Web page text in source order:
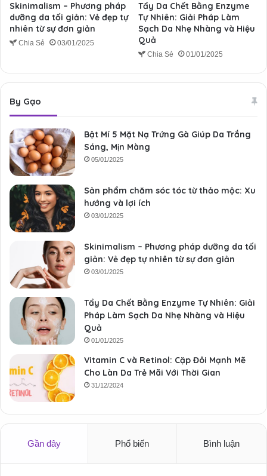
Skinimalism – Phương pháp
dưỡng da tối giản: Vẻ đẹp tự
nhiên từ sự đơn giản
Chia Sẻ 03/01/2025
Tẩy Da Chết Bằng Enzyme
Tự Nhiên: Giải Pháp Làm
Sạch Da Nhẹ Nhàng và Hiệu
Quả
Chia Sẻ 01/01/2025
By Gạo
Bật Mí 5 Mặt Nạ Trứng Gà Giúp Da Trắng
Sáng, Mịn Màng
05/01/2025
Sản phẩm chăm sóc tóc từ thảo mộc: Xu
hướng và lợi ích
03/01/2025
Skinimalism – Phương pháp dưỡng da tối
giản: Vẻ đẹp tự nhiên từ sự đơn giản
03/01/2025
Tẩy Da Chết Bằng Enzyme Tự Nhiên: Giải
Pháp Làm Sạch Da Nhẹ Nhàng và Hiệu
Quả
01/01/2025
Vitamin C và Retinol: Cặp Đôi Mạnh Mẽ
Cho Làn Da Trẻ Mãi Với Thời Gian
31/12/2024
Gần đây Phổ biến Bình luận